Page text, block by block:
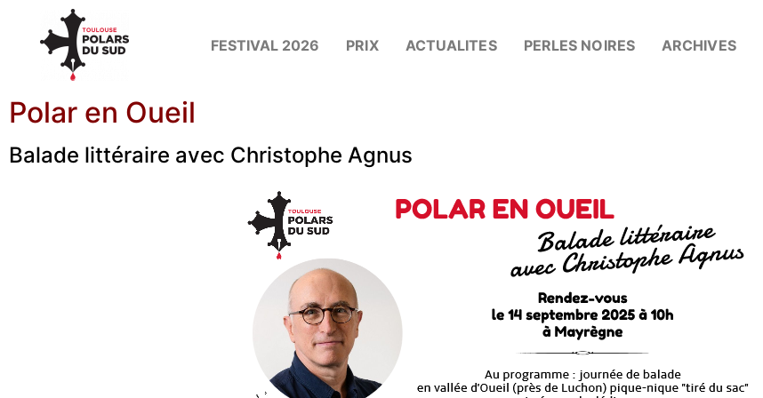
FESTIVAL 2026 PRIX ACTUALITES PERLES NOIRES ARCHIVES
Polar en Oueil
Balade littéraire avec Christophe Agnus